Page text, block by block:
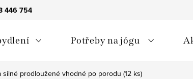
446 754The Spirit of OM
Potřeby na jógu
prodloužené vhodné po porodu (12 ks)